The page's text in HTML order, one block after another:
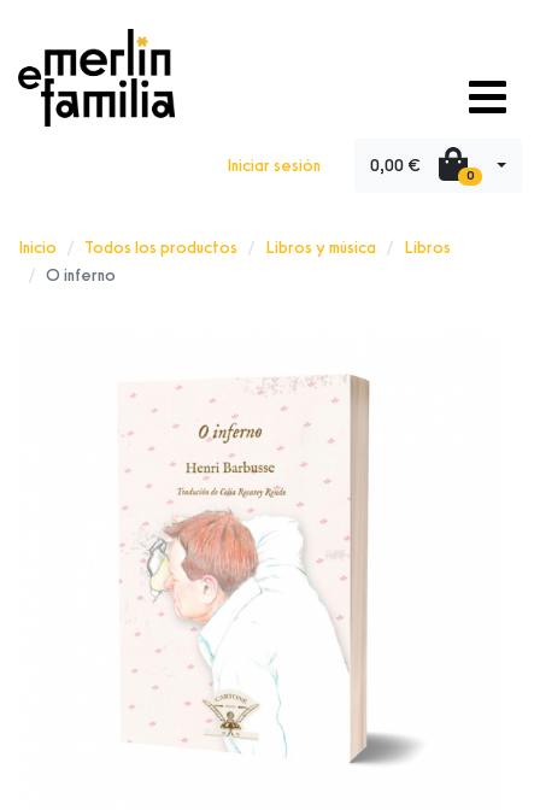
Iniciar sesión 0,00 € 0
Inicio Todos los productos Libros y música
Libros
O inferno